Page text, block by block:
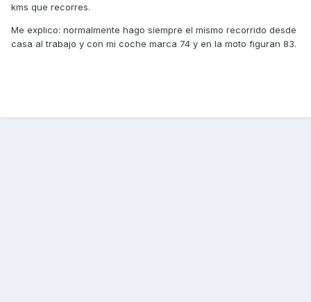
kms que recorres.
Me explico: normalmente hago siempre el mismo recorrido desde
casa al trabajo y con mi coche marca 74 y en la moto figuran 83.